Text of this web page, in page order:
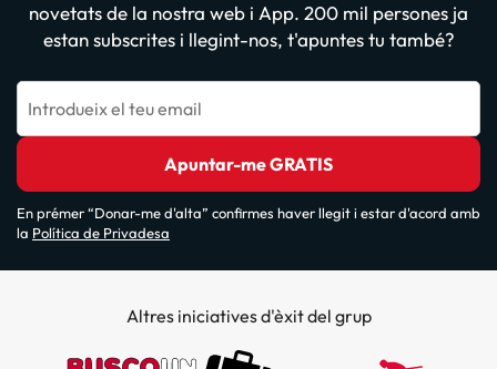
novetats de la nostra web i App. 200 mil persones ja
estan subscrites i llegint-nos, t'apuntes tu també?
Introdueix el teu email
Apuntar-me GRATIS
En prémer “Donar-me d'alta” confirmes haver llegit i estar d'acord amb
la Política de Privadesa
Altres iniciatives d'èxit del grup